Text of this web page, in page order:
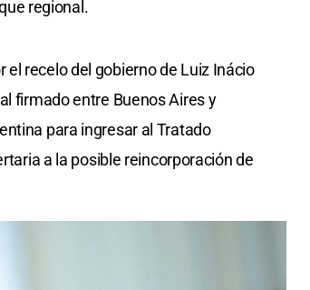
regional.
recelo del gobierno de Luiz Inácio
firmado entre Buenos Aires y
para ingresar al Tratado
a la posible reincorporación de